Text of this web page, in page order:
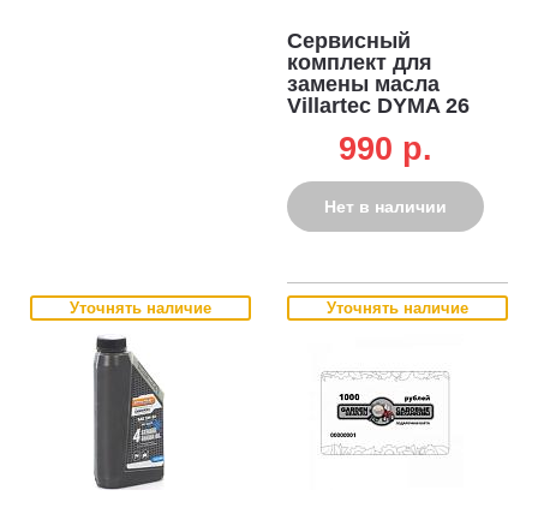
Сервисный
комплект для
замены масла
Villartec DYMA 26
воронка)990 p.
Нет в наличии
Уточнять наличие Уточнять наличие